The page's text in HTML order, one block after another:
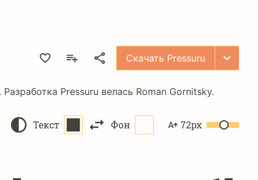
Скачать Pressuru
Pressuru велась Roman Gornitsky.
Текст Фон 72px